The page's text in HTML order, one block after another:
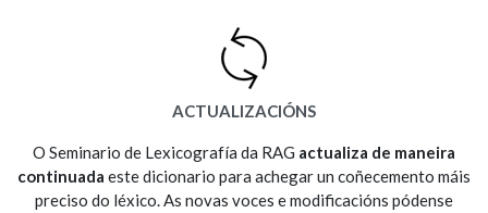
Nos exemplos
ACTUALIZACIÓNS
O Seminario de Lexicografía da RAG actualiza de maneira
continuada este dicionario para achegar un coñecemento máis
preciso do léxico. As novas voces e modificacións pódense